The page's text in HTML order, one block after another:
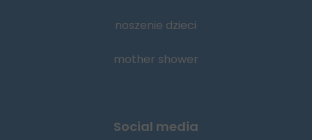
noszenie dzieci
mother shower
Social media